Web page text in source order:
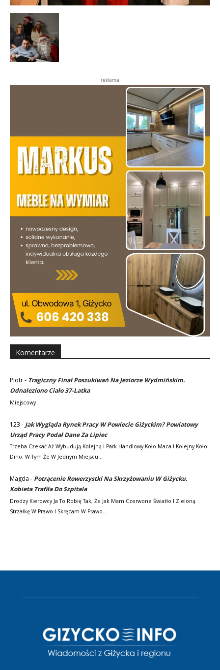
reklama
Komentarze
Piotr- Tragiczny Finał Poszukiwań Na Jeziorze Wydmińskim.
Odnaleziono Ciało 37-Latka
Miejscowy
123 - Jak Wygląda Rynek Pracy W Powiecie Giżyckim? Powiatowy
Urząd Pracy Podał Dane Za Lipiec
Trzeba Czekać Aż Wybudują Kolejną I Park Handlowy Koło Maca I Kolejny Koło
Dino. W Tym Że W Jednym Miejscu…
Magda - Potrącenie Rowerzystki Na Skrzyżowaniu W Giżycku.
Kobieta Trafiła Do Szpitala
Drodzy Kierowcy Ja To Robię Tak, Że Jak Mam Czerwone Światło I Zieloną
Strzałkę W Prawo I Skręcam W Prawo…